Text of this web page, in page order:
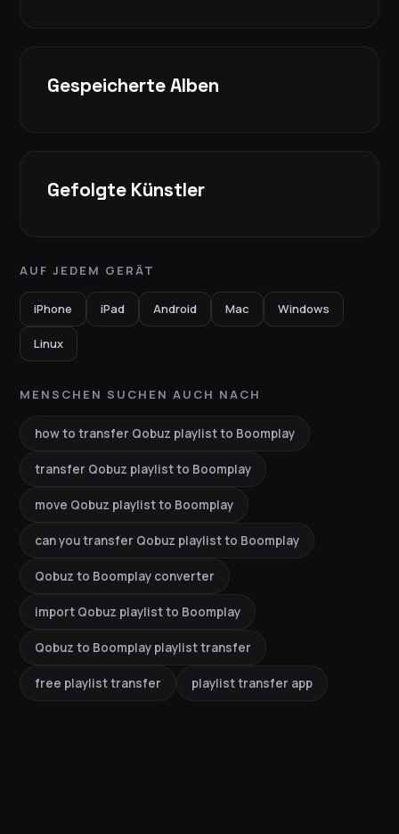
Gespeicherte Alben
Gefolgte Künstler
AUF JEDEM GERÄT
iPhone iPad Android Mac Windows
Linux
MENSCHEN SUCHEN AUCH NACH
how to transfer Qobuz playlist to Boomplay
transfer Qobuz playlist to Boomplay
move Qobuz playlist to Boomplay
can you transfer Qobuz playlist to Boomplay
Qobuz to Boomplay converter
import Qobuz playlist to Boomplay
Qobuz to Boomplay playlist transfer
free playlist transfer playlist transfer app